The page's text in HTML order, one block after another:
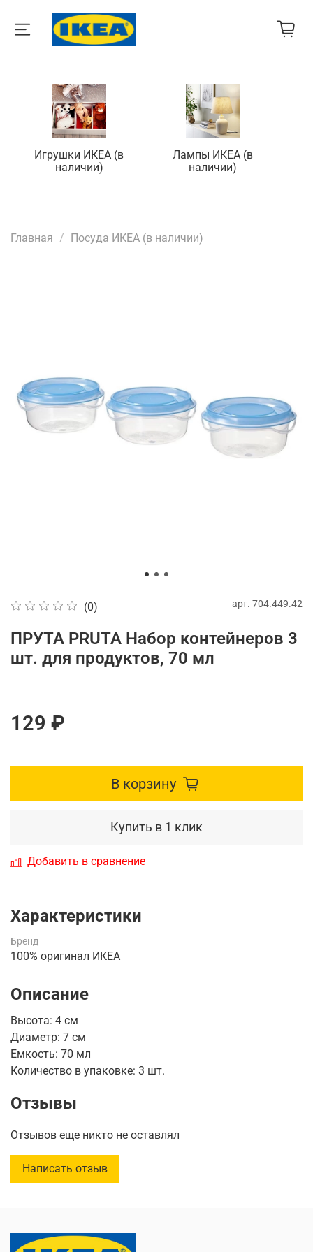
Игрушки ИКЕА (в
наличии)
Лампы ИКЕА (в
наличии)
Главная Посуда ИКЕА (в наличии)
(0) арт. 704.449.42
ПРУТА PRUTA Набор контейнеров 3
шт. для продуктов, 70 мл
129 ₽
В корзину
Купить в 1 клик
Добавить в сравнение
Характеристики
Бренд
100% оригинал ИКЕА
Описание
Высота: 4 см
Диаметр: 7 см
Емкость: 70 мл
Количество в упаковке: 3 шт.
Отзывы
Отзывов еще никто не оставлял
Написать отзыв